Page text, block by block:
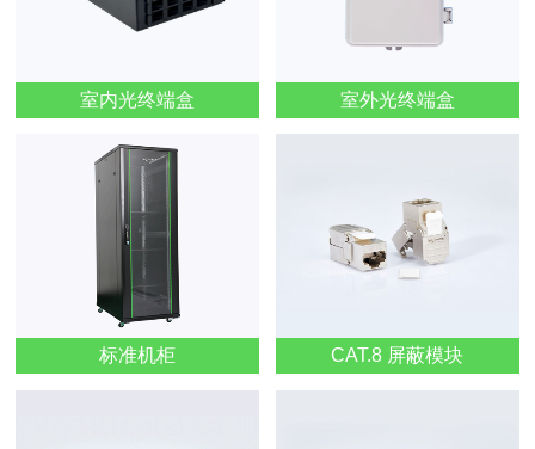
室内光终端盒 室外光终端盒
标准机柜 CAT.8 屏蔽模块